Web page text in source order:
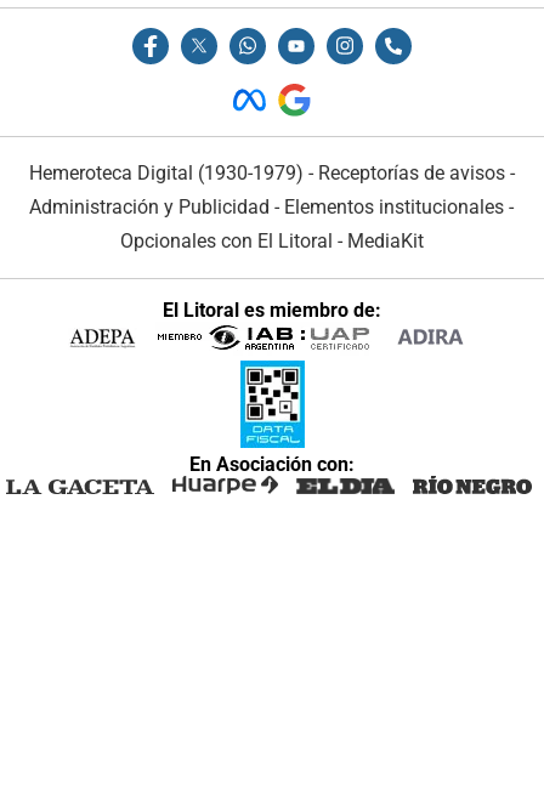
Hemeroteca Digital (1930-1979) - Receptorías de avisos -
Administración y Publicidad - Elementos institucionales -
Opcionales con El Litoral - MediaKit
El Litoral es miembro de:
En Asociación con: